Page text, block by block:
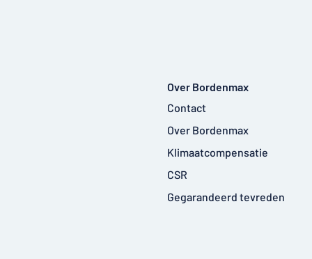
Over Bordenmax
Contact
Over Bordenmax
Klimaatcompensatie
CSR
Gegarandeerd tevreden